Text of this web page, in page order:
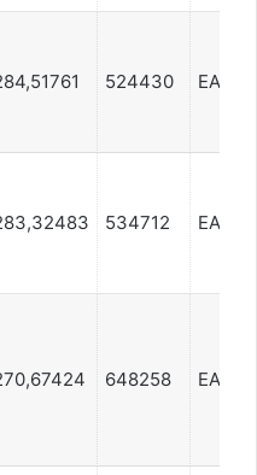
524430 EA
534712 EA
648258 EA